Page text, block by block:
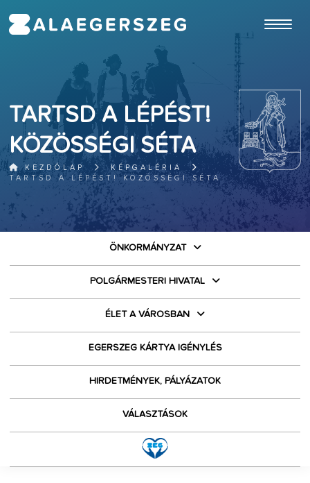
TARTSD A LÉPÉST!
KÖZÖSSÉGI SÉTA
KEZDŐLAP
KÉPGALÉRIA
TARTSD A LÉPÉST! KÖZÖSSÉGI SÉTA
ÖNKORMÁNYZAT
POLGÁRMESTERI HIVATAL
ÉLET A VÁROSBAN
EGERSZEG KÁRTYA IGÉNYLÉS
HIRDETMÉNYEK, PÁLYÁZATOK
VÁLASZTÁSOK